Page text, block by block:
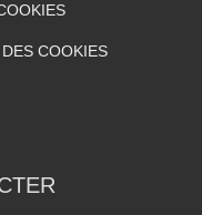
COOKIES